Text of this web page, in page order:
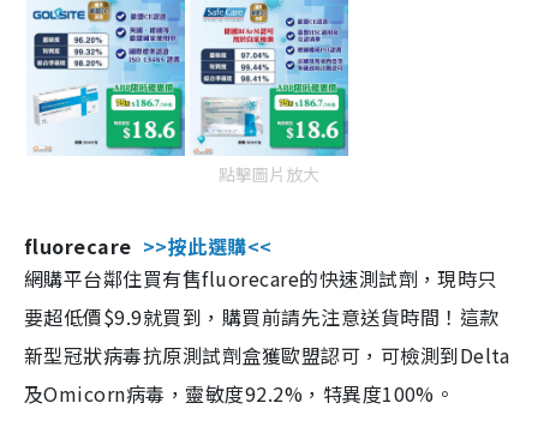
點擊圖片放大
fluorecare >>按此選購<<
網購平台鄰住買有售fluorecare的快速測試劑，現時只
要超低價$9.9就買到，購買前請先注意送貨時間！這款
新型冠狀病毒抗原測試劑盒獲歐盟認可，可檢測到Delta
及Omicorn病毒，靈敏度92.2%，特異度100%。